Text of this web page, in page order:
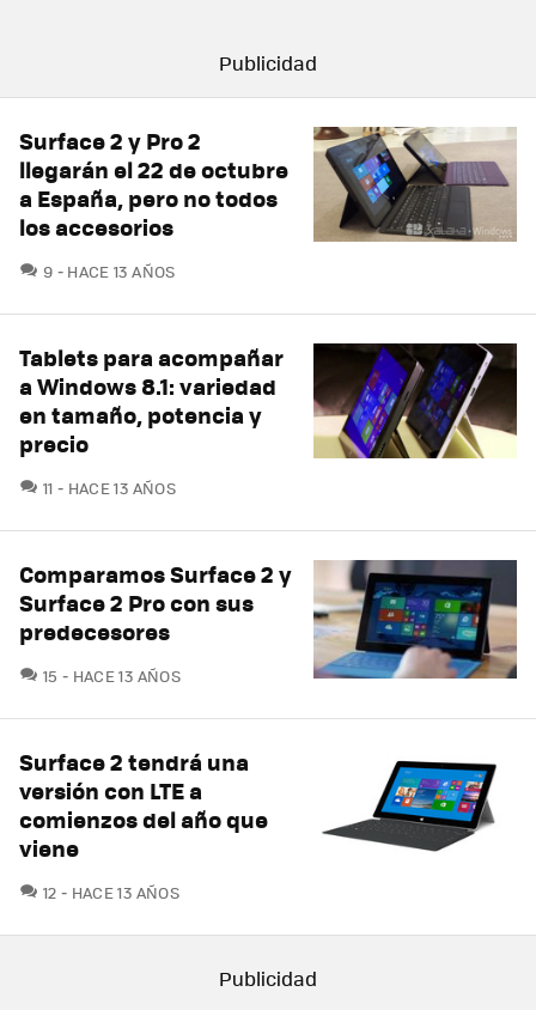
Surface 2 y Pro 2
llegarán el 22 de octubre
a España, pero no todos
los accesorios
9 COMENTARIOS
HACE 13 AÑOS
Tablets para acompañar
a Windows 8.1: variedad
en tamaño, potencia y
precio
11 COMENTARIOS
HACE 13 AÑOS
Comparamos Surface 2 y
Surface 2 Pro con sus
predecesores
15 COMENTARIOS
HACE 13 AÑOS
Surface 2 tendrá una
versión con LTE a
comienzos del año que
viene
12 COMENTARIOS
HACE 13 AÑOS